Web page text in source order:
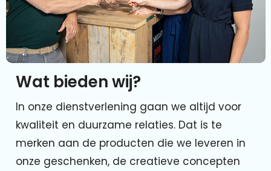
Wat bieden wij?
In onze dienstverlening gaan we altijd voor
kwaliteit en duurzame relaties. Dat is te
merken aan de producten die we leveren in
onze geschenken, de creatieve concepten